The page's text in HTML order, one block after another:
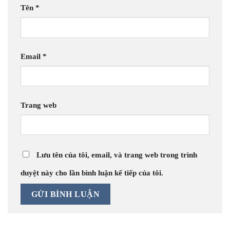
Tên *
Email *
Trang web
Lưu tên của tôi, email, và trang web trong trình
duyệt này cho lần bình luận kế tiếp của tôi.